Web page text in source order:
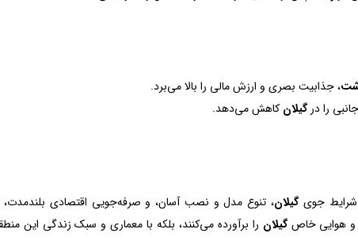
، جذابیت بصری و ارزش مالی را بالا می‌برد.
را درگیلان کاهش می‌دهد.
شرایط جویگیلان، تنوع مدل و نصب آسان، و صرفه‌جویی اقتصادی
و هوایی خاصگیلان را برآورده می‌کنند، بلکه با معماری و سبک زندگی این